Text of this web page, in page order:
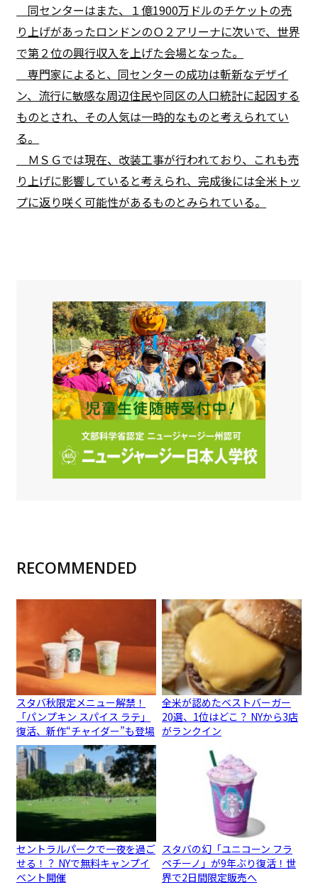
同センターはまた、１億1900万ドルのチケットの売
り上げがあったロンドンのＯ２アリーナに次いで、世界
で第２位の興行収入を上げた会場となった。
専門家によると、同センターの成功は斬新なデザイ
ン、流行に敏感な周辺住民や同区の人口統計に起因する
ものとされ、その人気は一時的なものと考えられてい
る。
ＭＳＧでは現在、改装工事が行われており、これも売
り上げに影響していると考えられ、完成後には全米トッ
プに返り咲く可能性があるものとみられている。
RECOMMENDED
スタバ秋限定メニュー解禁！
「パンプキン スパイス ラテ」
復活、新作“チャイダー”も登場
全米が認めたベストバーガー
20選、1位はどこ？ NYから3店
がランクイン
セントラルパークで一夜を過ご
せる！？ NYで無料キャンプイ
ベント開催
スタバの幻「ユニコーン フラ
ペチーノ」が9年ぶり復活！世
界で2日間限定販売へ